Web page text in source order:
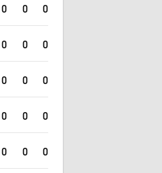
0 0 0
0 0 0
0 0 0
0 0 0
0 0 0